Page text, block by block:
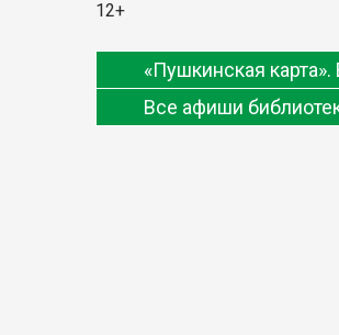
12+
«Пушкинская
Все афиши